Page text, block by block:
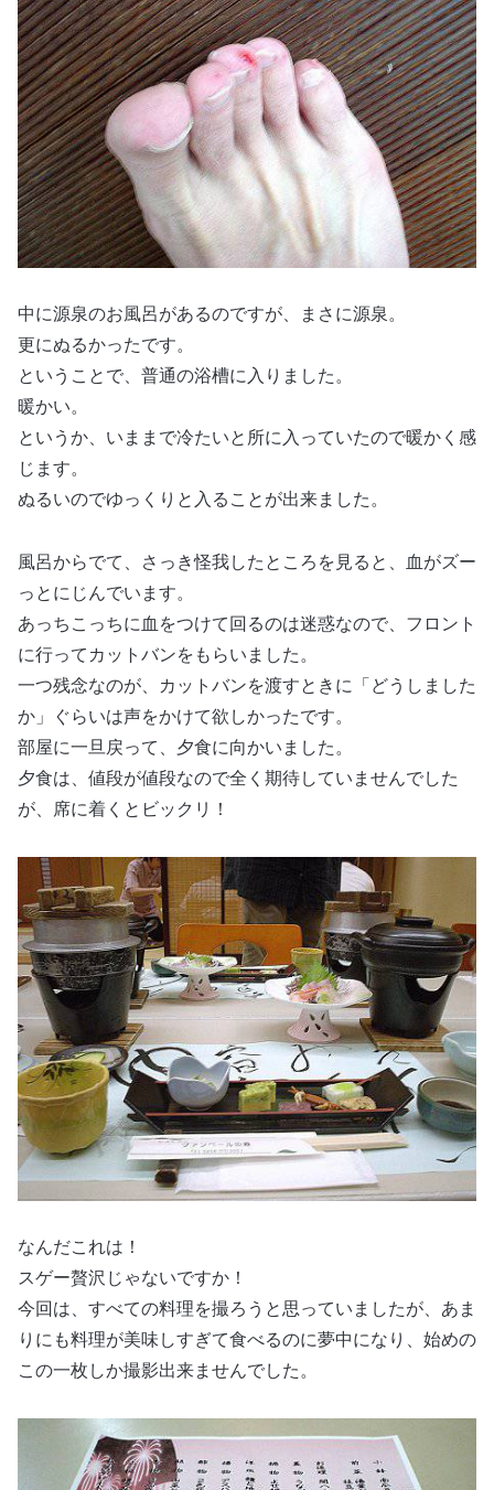
中に源泉のお風呂があるのですが、まさに源泉。
更にぬるかったです。
ということで、普通の浴槽に入りました。
暖かい。
というか、いままで冷たいと所に入っていたので暖かく感
じます。
ぬるいのでゆっくりと入ることが出来ました。
風呂からでて、さっき怪我したところを見ると、血がズー
っとにじんでいます。
あっちこっちに血をつけて回るのは迷惑なので、フロント
に行ってカットバンをもらいました。
一つ残念なのが、カットバンを渡すときに「どうしました
か」ぐらいは声をかけて欲しかったです。
部屋に一旦戻って、夕食に向かいました。
夕食は、値段が値段なので全く期待していませんでした
が、席に着くとビックリ！
なんだこれは！
スゲー贅沢じゃないですか！
今回は、すべての料理を撮ろうと思っていましたが、あま
りにも料理が美味しすぎて食べるのに夢中になり、始めの
この一枚しか撮影出来ませんでした。